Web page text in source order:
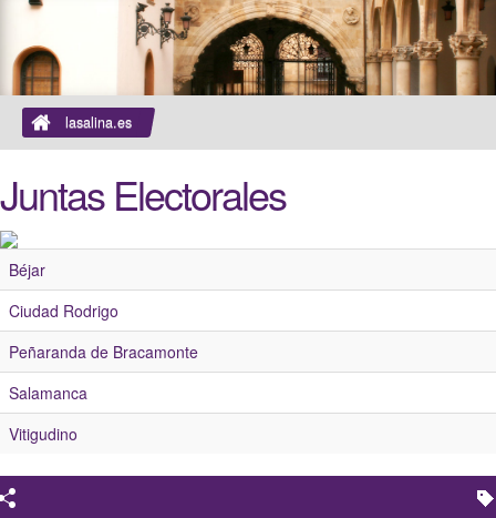
lasalina.es
Juntas Electorales
Béjar
Ciudad Rodrigo
Peñaranda de Bracamonte
Salamanca
Vitigudino